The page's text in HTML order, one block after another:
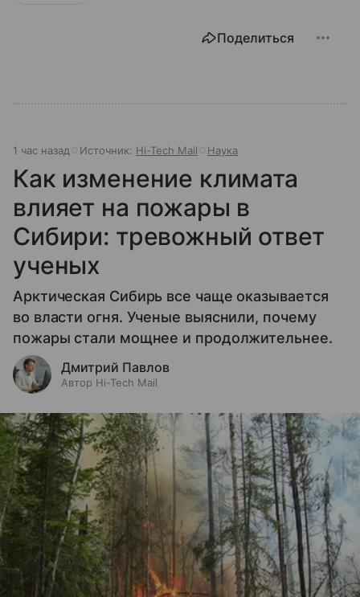
Поделиться
1 час назад Источник: Hi-Tech Mail Наука
Как изменение климата
влияет на пожары в
Сибири: тревожный ответ
ученых
Арктическая Сибирь все чаще оказывается
во власти огня. Ученые выяснили, почему
пожары стали мощнее и продолжительнее.
Дмитрий Павлов
Автор Hi-Tech Mail